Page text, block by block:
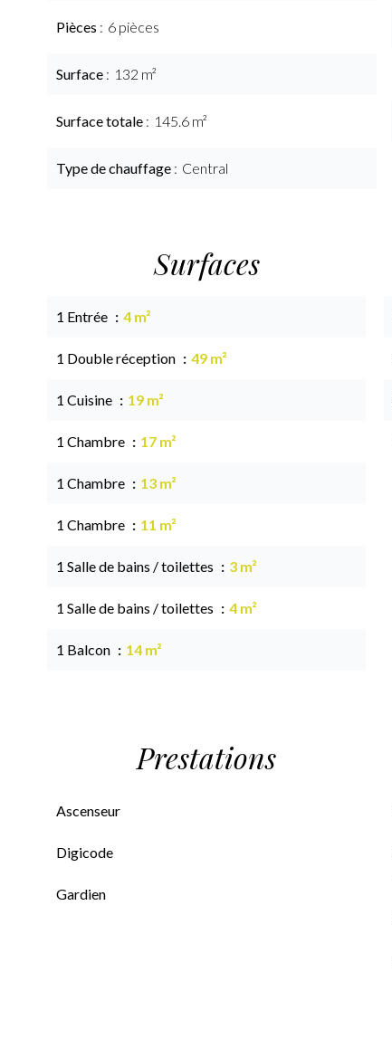
Pièces 6 pièces
Surface 132 m²
Surface totale 145.6 m²
Type de chauffage Central
Surfaces
1 Entrée 4 m²
1 Double réception 49 m²
1 Cuisine 19 m²
1 Chambre 17 m²
1 Chambre 13 m²
1 Chambre 11 m²
1 Salle de bains / toilettes 3 m²
1 Salle de bains / toilettes 4 m²
1 Balcon 14 m²
Prestations
Ascenseur
Digicode
Gardien